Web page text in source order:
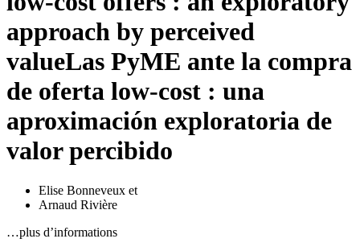
approach by perceived
valueLas PyME ante la compra
de oferta low-cost : una
aproximación exploratoria de
valor percibido
Elise Bonneveux et
Arnaud Rivière
…plus d’informations